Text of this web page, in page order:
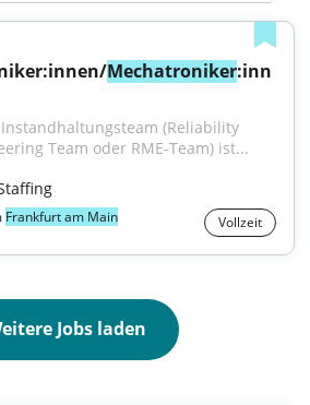
Mechatroniker:inn
(Reliability
Team oder RME-Team) ist...
Frankfurt am Main Vollzeit
Jobs laden